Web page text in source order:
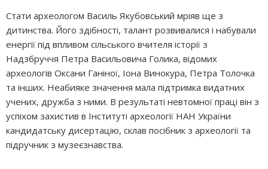
Стати археологом Василь Якубовсь­кий мріяв ще з
дитинства. Його здібнос­ті, талант розвивалися і набували
енергії під впливом сільського вчителя історії з
Надзбруччя Петра Васильовича Голика, відомих
археологів Оксани Ганіної, Іона Винокура, Петра Толочка
та інших. Неабияке значення мала підтримка видатних
учених, дружба з ними. В результаті невтомної праці він з
успіхом захис­тив в Інституті археології НАН України
кандидатську дисертацію, склав посібник з архео­логії та
підручник з музеє­знавства.